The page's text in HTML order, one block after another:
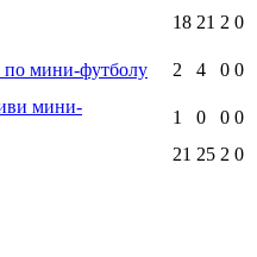
18 21 2 0
по мини-футболу 2 4 0 0
мини-
1 0 0 0
21 25 2 0